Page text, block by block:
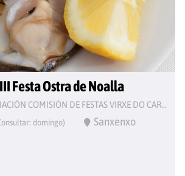
Festa Ostra de Noalla
ASOCIACIÓN COMISIÓN DE FESTAS VIRXE DO CARME
domingo) Sanxenxo